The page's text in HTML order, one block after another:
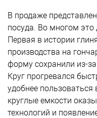
В продаже
посуда. Во многом это
Первая в истории
производства на
форму сохранили из-
Круг прогревался
удобнее пользоваться
круглые емкости
технологий и